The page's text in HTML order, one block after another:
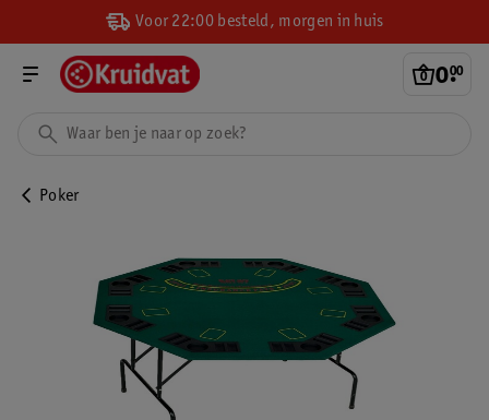
Voor 22:00 besteld, morgen in huis
0.
00
Poker